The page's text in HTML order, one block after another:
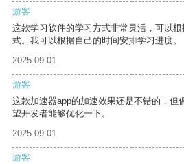
游客
这款学习软件的学习方式非常灵活，可以
式。我可以根据自己的时间安排学习进度。
2025-09-01
游客
这款加速器app的加速效果还是不错的，但
望开发者能够优化一下。
2025-09-01
游客